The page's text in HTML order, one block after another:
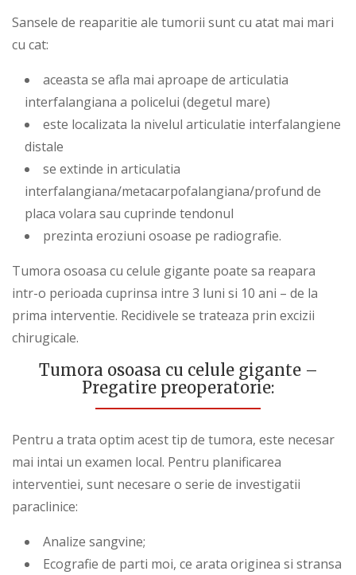
Sansele de reaparitie ale tumorii sunt cu atat mai mari
cu cat:
aceasta se afla mai aproape de articulatia
interfalangiana a policelui (degetul mare)
este localizata la nivelul articulatie interfalangiene
distale
se extinde in articulatia
interfalangiana/metacarpofalangiana/profund de
placa volara sau cuprinde tendonul
prezinta eroziuni osoase pe radiografie.
Tumora osoasa cu celule gigante poate sa reapara
intr-o perioada cuprinsa intre 3 luni si 10 ani – de la
prima interventie. Recidivele se trateaza prin excizii
chirugicale.
Tumora osoasa cu celule gigante –
Pregatire preoperatorie:
Pentru a trata optim acest tip de tumora, este necesar
mai intai un examen local. Pentru planificarea
interventiei, sunt necesare o serie de investigatii
paraclinice:
Analize sangvine;
Ecografie de parti moi, ce arata originea si stransa